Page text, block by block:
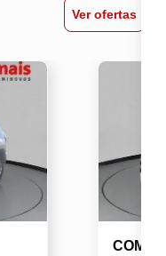
Ver ofertas